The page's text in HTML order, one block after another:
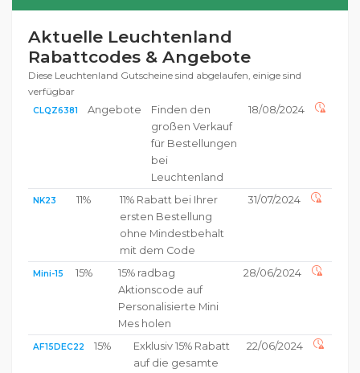
Aktuelle Leuchtenland
Rabattcodes & Angebote
Diese Leuchtenland Gutscheine sind abgelaufen, einige sind
verfügbar
CLQZ6381 Angebote
Finden den
großen Verkauf
für Bestellungen
bei
Leuchtenland
18/08/2024
NK23 11%
11% Rabatt bei Ihrer
ersten Bestellung
ohne Mindestbehalt
mit dem Code
31/07/2024
Mini-15 15%
15% radbag
Aktionscode auf
Personalisierte Mini
Mes holen
28/06/2024
AF15DEC22 15%
Exklusiv 15% Rabatt
auf die gesamte
22/06/2024